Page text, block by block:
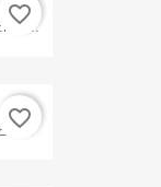
favorite_border
A...
favorite_border